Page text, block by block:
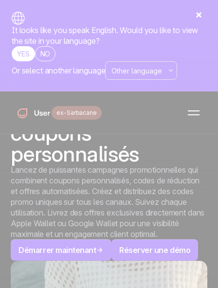
It looks like you speak English. Would you like to view
the site in your language?
YES NO
Or select another language
ex-Sarbacane
Coupons
Boostez fidélité et
conversions avec des
coupons
personnalisés
Lancez de puissantes campagnes promotionnelles qui
combinent coupons personnalisés, codes de réduction
et offres automatisées. Créez et distribuez des codes
promo uniques sur tous les canaux. Suivez chaque
utilisation. Livrez des offres exclusives directement dans
Apple Wallet ou Google Wallet pour une visibilité
maximale et un engagement client optimal.
Démarrer maintenant
Réserver une démo